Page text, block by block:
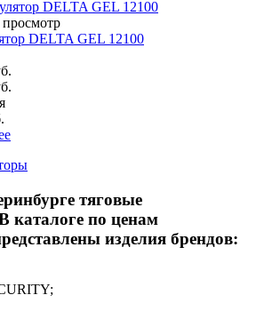
DELTA GEL 12100
тяговые
каталоге по ценам
изделия брендов: